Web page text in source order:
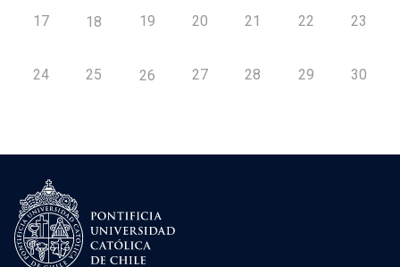
17 18 19 20 21 22 23
24 25 26 27 28 29 30